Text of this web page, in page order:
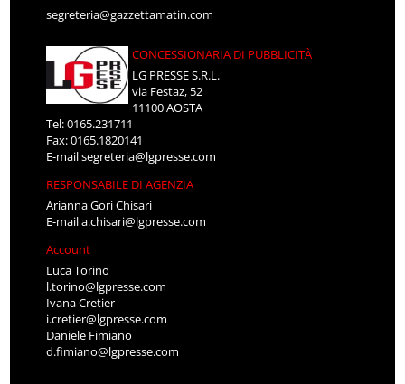
segreteria@gazzettamatin.com
CONCESSIONARIA DI PUBBLICITÀ
LG PRESSE S.R.L.
via Festaz, 52
11100 AOSTA
Tel: 0165.231711
Fax: 0165.1820141
E-mailsegreteria@lgpresse.com
RESPONSABILE DI AGENZIA
Arianna Gori Chisari
E-maila.chisari@lgpresse.com
Account
Luca Torino
l.torino@lgpresse.com
Ivana Cretier
i.cretier@lgpresse.com
Daniele Fimiano
d.fimiano@lgpresse.com